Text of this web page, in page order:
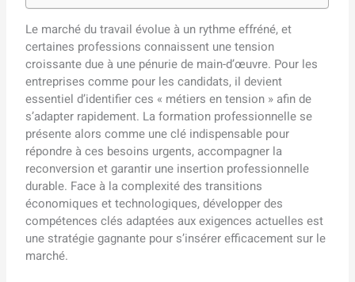
Le marché du travail évolue à un rythme effréné, et
certaines professions connaissent une tension
croissante due à une pénurie de main-d’œuvre. Pour les
entreprises comme pour les candidats, il devient
essentiel d’identifier ces « métiers en tension » afin de
s’adapter rapidement. La formation professionnelle se
présente alors comme une clé indispensable pour
répondre à ces besoins urgents, accompagner la
reconversion et garantir une insertion professionnelle
durable. Face à la complexité des transitions
économiques et technologiques, développer des
compétences clés adaptées aux exigences actuelles est
une stratégie gagnante pour s’insérer efficacement sur le
marché.